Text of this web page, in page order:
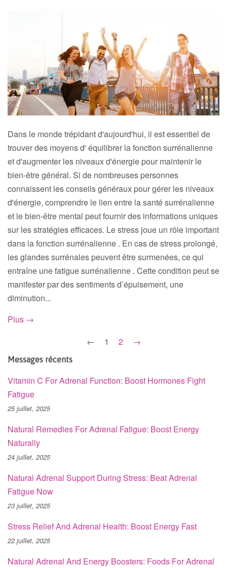
Dans le monde trépidant d'aujourd'hui, il est essentiel de
trouver des moyens d' équilibrer la fonction surrénalienne
et d'augmenter les niveaux d'énergie pour maintenir le
bien-être général. Si de nombreuses personnes
connaissent les conseils généraux pour gérer les niveaux
d'énergie, comprendre le lien entre la santé surrénalienne
et le bien-être mental peut fournir des informations uniques
sur les stratégies efficaces. Le stress joue un rôle important
dans la fonction surrénalienne . En cas de stress prolongé,
les glandes surrénales peuvent être surmenées, ce qui
entraîne une fatigue surrénalienne . Cette condition peut se
manifester par des sentiments d’épuisement, une
diminution...
Plus →
←
1 2 →
Messages récents
Vitamin C For Adrenal Function: Boost Hormones Fight
Fatigue
25 juillet, 2025
Natural Remedies For Adrenal Fatigue: Boost Energy
Naturally
24 juillet, 2025
Natural Adrenal Support During Stress: Beat Adrenal
Fatigue Now
23 juillet, 2025
Stress Relief And Adrenal Health: Boost Energy Fast
22 juillet, 2025
Natural Adrenal And Energy Boosters: Foods For Adrenal